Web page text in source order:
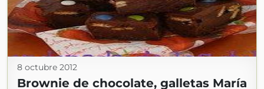
8 octubre 2012
Brownie de chocolate, galletas María